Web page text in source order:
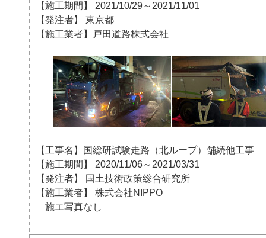
【施工期間】 2021/10/29～2021/11/01
【発注者】 東京都
【施工業者】戸田道路株式会社
【工事名】国総研試験走路（北ループ）舗続他工事
【施工期間】 2020/11/06～2021/03/31
【発注者】 国土技術政策総合研究所
【施工業者】 株式会社NIPPO
施エ写真なし